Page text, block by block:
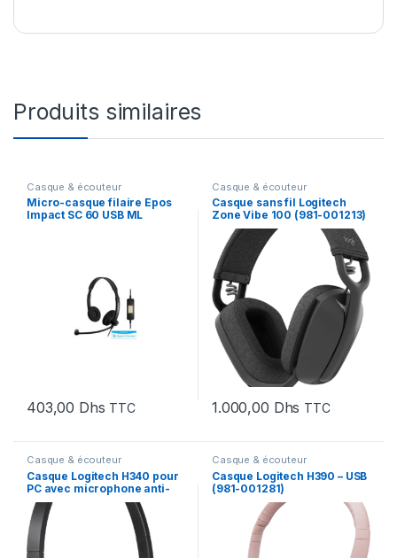
Produits similaires
Casque & écouteur
Micro-casque filaire Epos
Impact SC 60 USB ML
403,00 Dhs TTC
Casque & écouteur
Casque sans fil Logitech
Zone Vibe 100 (981-001213)
1.000,00 Dhs TTC
Casque & écouteur
Casque Logitech H340 pour
PC avec microphone anti-
parasite – USB (981-000475)
Casque & écouteur
Casque Logitech H390 – USB
(981-001281)